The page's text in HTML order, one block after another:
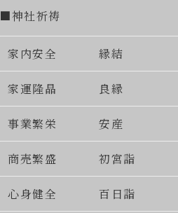
■神社祈祷
家内安全 縁結
家運隆晶 良縁
事業繁栄 安産
商売繁盛 初宮詣
心身健全 百日詣